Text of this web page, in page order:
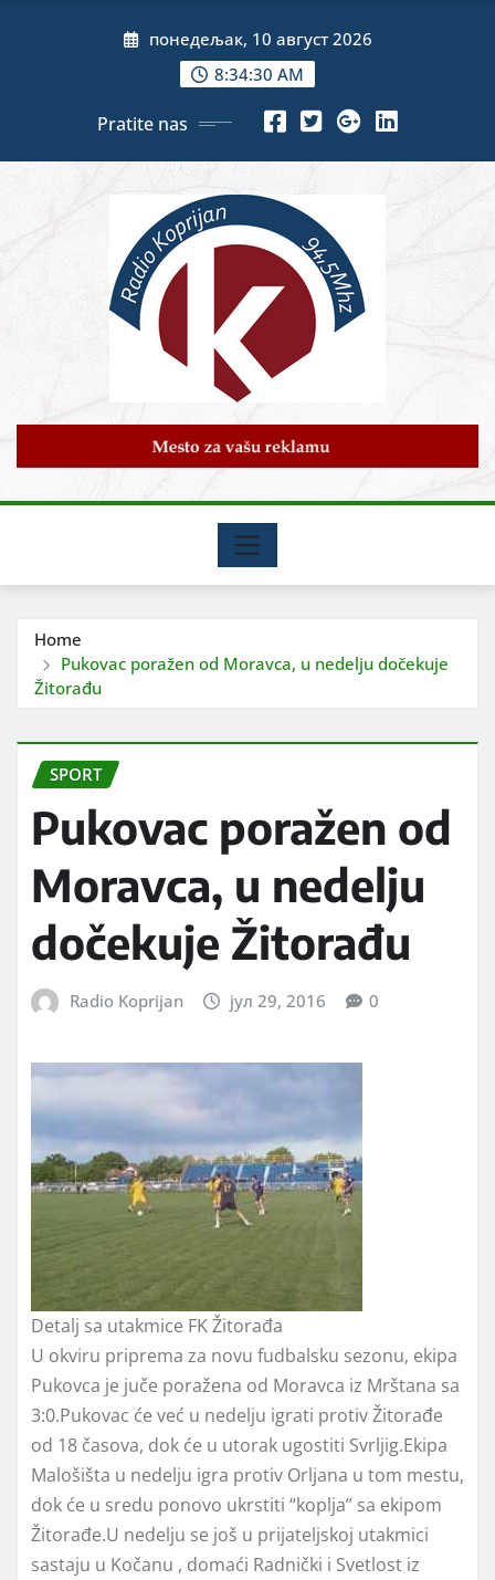
понедељак, 10 август 2026
8:34:32 AM
Pratite nas
Home
Pukovac poražen od Moravca, u nedelju dočekuje
Žitorađu
SPORT
Pukovac poražen od
Moravca, u nedelju
dočekuje Žitorađu
Radio Koprijan јул 29, 2016 0
Detalj sa utakmice FK Žitorađa
U okviru priprema za novu fudbalsku sezonu, ekipa
Pukovca je juče poražena od Moravca iz Mrštana sa
3:0.Pukovac će već u nedelju igrati protiv Žitorađe
od 18 časova, dok će u utorak ugostiti Svrljig.Ekipa
Malošišta u nedelju igra protiv Orljana u tom mestu,
dok će u sredu ponovo ukrstiti “koplja” sa ekipom
Žitorađe.U nedelju se još u prijateljskoj utakmici
sastaju u Kočanu , domaći Radnički i Svetlost iz